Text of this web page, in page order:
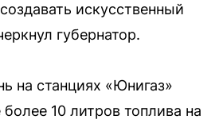
искусственный
губернатор.
на станциях «Юнигаз»
10 литров топлива на